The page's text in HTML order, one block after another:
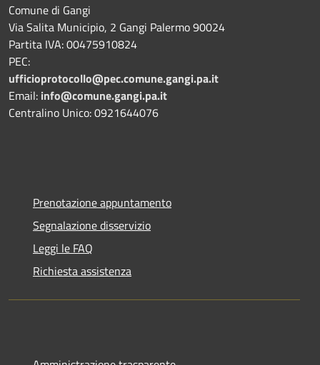
Comune di Gangi
Via Salita Municipio, 2 Gangi Palermo 90024
Partita IVA: 00475910824
PEC:
ufficioprotocollo@pec.comune.gangi.pa.it
Email: info@comune.gangi.pa.it
Centralino Unico: 0921644076
Prenotazione appuntamento
Segnalazione disservizio
Leggi le FAQ
Richiesta assistenza